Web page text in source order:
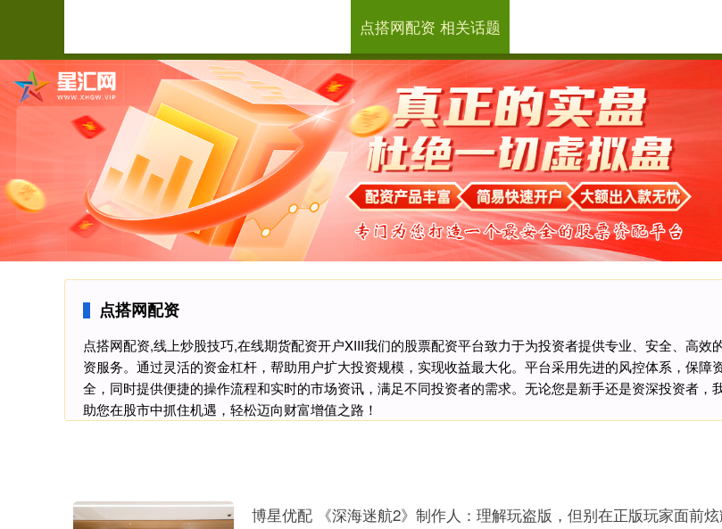
点搭网配资
点搭网配资
点搭网配资,线上炒股技巧,在线期货配资开户XIII‌我们的股票配资平台致力于为投资者提供专业、安全、高效
资服务。通过灵活的资金杠杆，帮助用户扩大投资规模，实现收益最大化。平台采用先进的风控体系，保障
全，同时提供便捷的操作流程和实时的市场资讯，满足不同投资者的需求。无论您是新手还是资深投资者，
助您在股市中抓住机遇，轻松迈向财富增值之路！
点搭网配资 相关话题
博星优配 《深海迷航2》制作人：理解玩盗版，但别在正版玩家面前